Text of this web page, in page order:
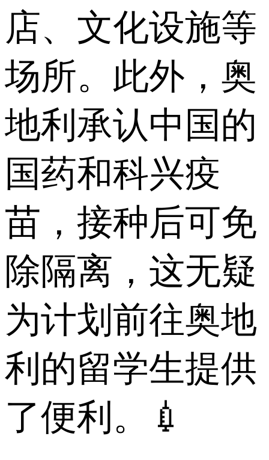
店、文化设施等
场所。此外，奥
地利承认中国的
国药和科兴疫
苗，接种后可免
除隔离，这无疑
为计划前往奥地
利的留学生提供
了便利。💉